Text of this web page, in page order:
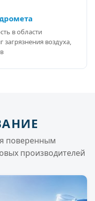
в области
воздуха,
поверенным
производителей